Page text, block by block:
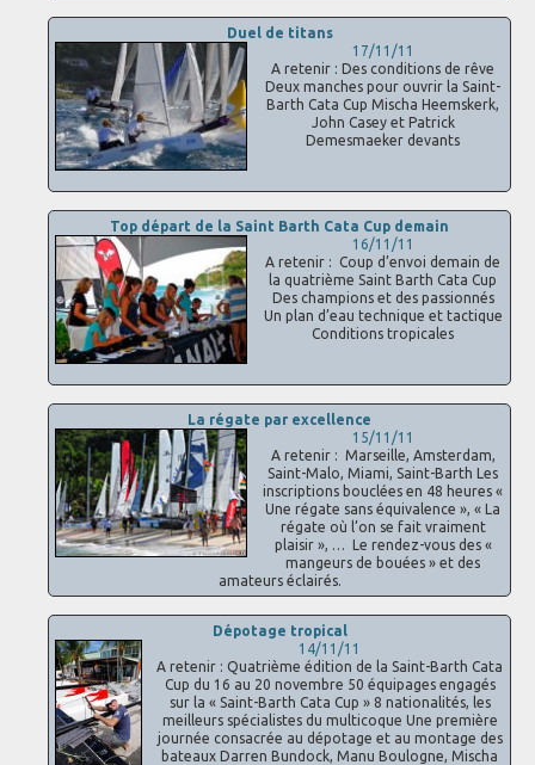
Duel de titans
17/11/11
A retenir : Des conditions de rêve
Deux manches pour ouvrir la Saint-
Barth Cata Cup Mischa Heemskerk,
John Casey et Patrick
Demesmaeker devants
Top départ de la Saint Barth Cata Cup demain
16/11/11
A retenir : Coup d’envoi demain de
la quatrième Saint Barth Cata Cup
Des champions et des passionnés
Un plan d’eau technique et tactique
Conditions tropicales
La régate par excellence
15/11/11
A retenir : Marseille, Amsterdam,
Saint-Malo, Miami, Saint-Barth Les
inscriptions bouclées en 48 heures «
Une régate sans équivalence », « La
régate où l’on se fait vraiment
plaisir », … Le rendez-vous des «
mangeurs de bouées » et des
amateurs éclairés.
Dépotage tropical
14/11/11
A retenir : Quatrième édition de la Saint-Barth Cata
Cup du 16 au 20 novembre 50 équipages engagés
sur la « Saint-Barth Cata Cup » 8 nationalités, les
meilleurs spécialistes du multicoque Une première
journée consacrée au dépotage et au montage des
bateaux Darren Bundock, Manu Boulogne, Mischa